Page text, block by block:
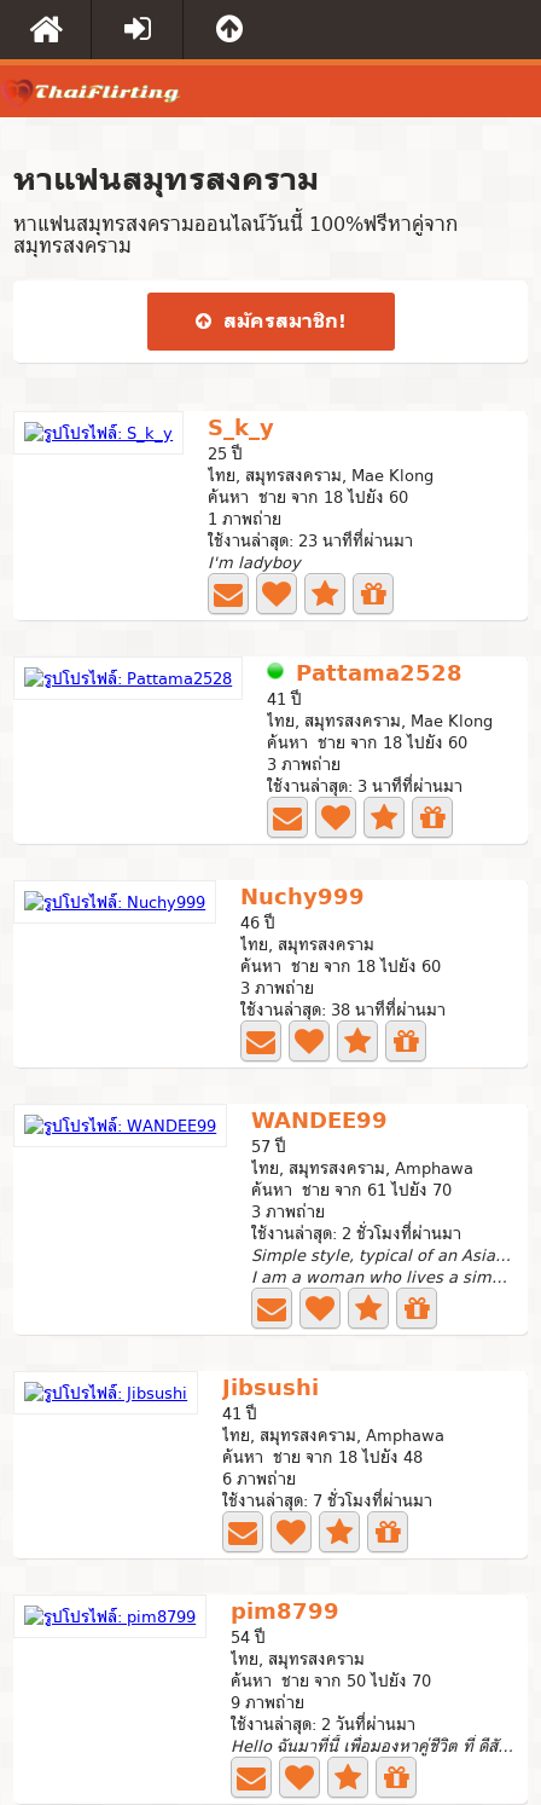
หาแฟนสมุทรสงคราม
หาแฟนสมุทรสงครามออนไลน์วันนี้ 100%ฟรีหาคู่จาก
สมุทรสงคราม
สมัคร​สมาชิก​!
S_k_y
25 ปี
ไทย, สมุทรสงคราม, Mae Klong
ค้นหา ชาย จาก 18 ไปยัง 60
1 ภาพถ่าย
ใช้งานล่าสุด: 23 นาทีที่ผ่านมา
I'm ladyboy
Pattama2528
41 ปี
ไทย, สมุทรสงคราม, Mae Klong
ค้นหา ชาย จาก 18 ไปยัง 60
3 ภาพถ่าย
ใช้งานล่าสุด: 3 นาทีที่ผ่านมา
Nuchy999
46 ปี
ไทย, สมุทรสงคราม
ค้นหา ชาย จาก 18 ไปยัง 60
3 ภาพถ่าย
ใช้งานล่าสุด: 38 นาทีที่ผ่านมา
WANDEE99
57 ปี
ไทย, สมุทรสงคราม, Amphawa
ค้นหา ชาย จาก 61 ไปยัง 70
3 ภาพถ่าย
ใช้งานล่าสุด: 2 ชั่วโมงที่ผ่านมา
Simple style, typical of an Asian woman
I am a woman who lives a simple and peaceful life.I am a...
Jibsushi
41 ปี
ไทย, สมุทรสงคราม, Amphawa
ค้นหา ชาย จาก 18 ไปยัง 48
6 ภาพถ่าย
ใช้งานล่าสุด: 7 ชั่วโมงที่ผ่านมา
pim8799
54 ปี
ไทย, สมุทรสงคราม
ค้นหา ชาย จาก 50 ไปยัง 70
9 ภาพถ่าย
ใช้งานล่าสุด: 2 วันที่ผ่านมา
Hello ฉันมาที่นี้ เพื่อมองหาคู่ชีวิต ที่ ดีสักคน...